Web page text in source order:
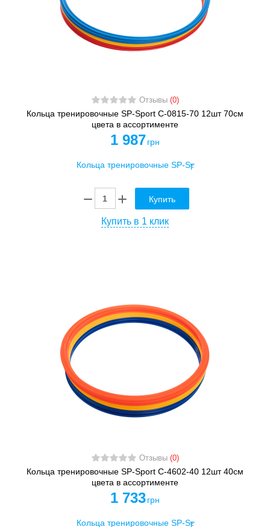
Отзывы (0)
Кольца тренировочные SP-Sport C-0815-70 12шт 70см
цвета в ассортименте
1 987 грн
Купить
Купить в 1 клик
Отзывы (0)
Кольца тренировочные SP-Sport C-4602-40 12шт 40см
цвета в ассортименте
1 733 грн